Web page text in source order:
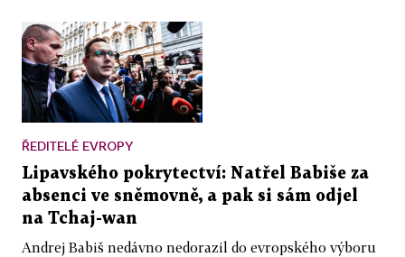
ŘEDITELÉ EVROPY
Lipavského pokrytectví: Natřel Babiše za
absenci ve sněmovně, a pak si sám odjel
na Tchaj-wan
Andrej Babiš nedávno nedorazil do evropského výboru